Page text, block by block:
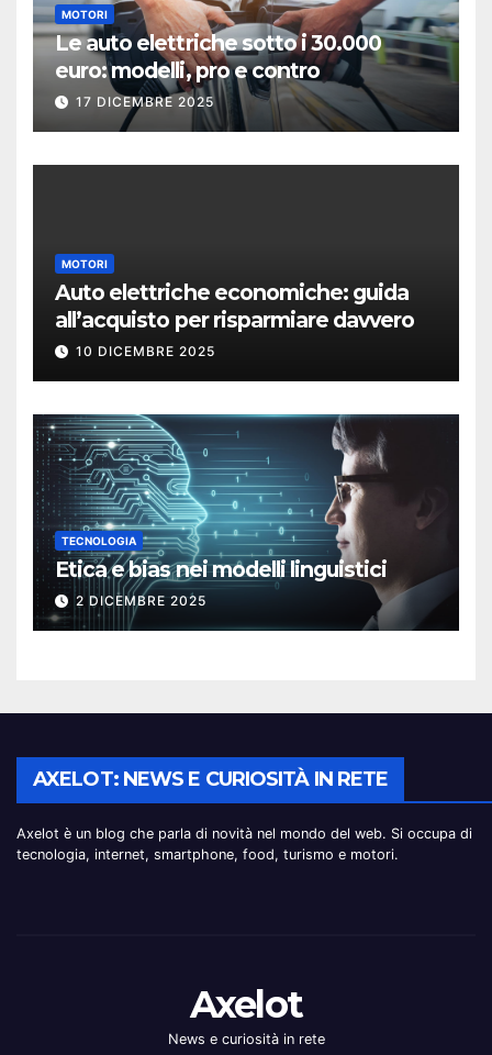
MOTORI
Le auto elettriche sotto i 30.000
euro: modelli, pro e contro
17 DICEMBRE 2025
MOTORI
Auto elettriche economiche: guida
all’acquisto per risparmiare davvero
10 DICEMBRE 2025
TECNOLOGIA
Etica e bias nei modelli linguistici
2 DICEMBRE 2025
AXELOT: NEWS E CURIOSITÀ IN RETE
Axelot è un blog che parla di novità nel mondo del web. Si occupa di
tecnologia, internet, smartphone, food, turismo e motori.
Axelot
News e curiosità in rete